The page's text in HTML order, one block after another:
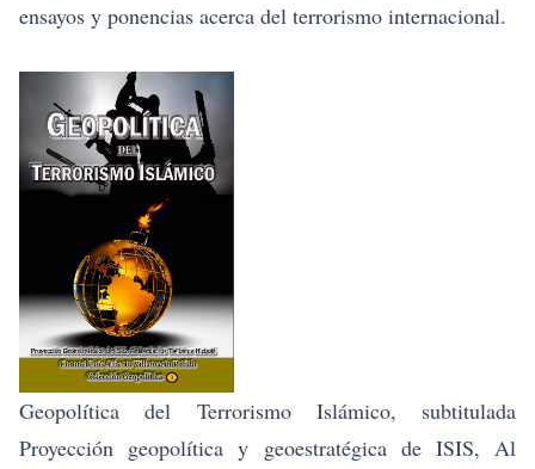
ensayos y ponencias acerca del terrorismo internacional.
Geopolítica del Terrorismo Islámico, subtitulada
Proyección geopolítica y geoestratégica de ISIS, Al